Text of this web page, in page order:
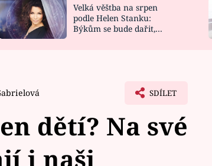
NOVINKY
VIDEORECEPTY
DESIGN
Velká věštba na srpen
podle Helen Stanku:
Býkům se bude dařit,
SDÍLET
dětí? Na své
i naši